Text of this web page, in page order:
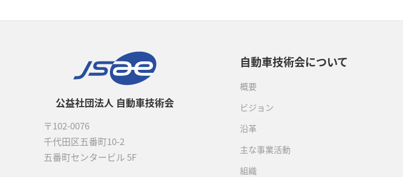
公益社団法人 自動車技術会
〒102-0076
千代田区五番町10-2
五番町センタービル 5F
自動車技術会について
概要
ビジョン
沿革
主な事業活動
組織